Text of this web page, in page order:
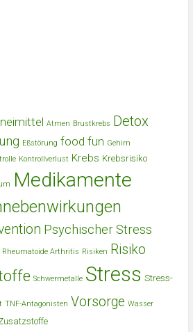
Atmen Brustkrebs Detox
Eßstörung food fun Gehirn
Kontrollverlust Krebs Krebsrisiko
Medikamente
Psychischer Stress
Rheumatoide Arthritis Risiken Risiko
Schwermetalle Stress Stress-
TNF-Antagonisten Vorsorge Wasser